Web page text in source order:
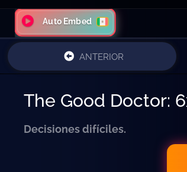
Auto Embed
ANTERIOR
The Good Doctor:
Decisiones difíciles.